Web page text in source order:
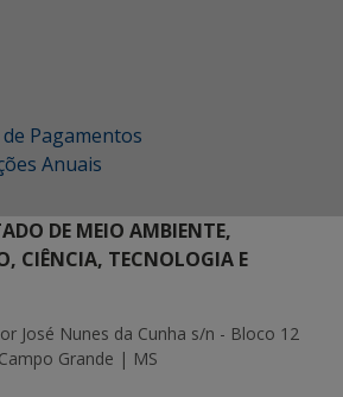
Pagamentos
Anuais
DE MEIO AMBIENTE,
CIÊNCIA, TECNOLOGIA E
José Nunes da Cunha s/n - Bloco 12
Grande | MS